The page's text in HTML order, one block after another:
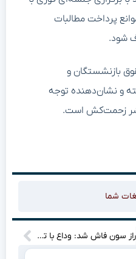
پرداخت مطالبات
شود.
بازنشستگان و
و نشان‌دهنده توجه
زحمت‌کش است.
شما
راز سون فاش شد: وداع با تاتنهام در راه است؟ مقصدی که خوابش را هم نمی‌دیدید!